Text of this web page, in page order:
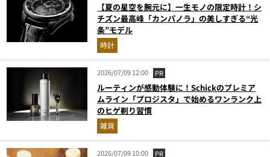
【夏の星空を腕元に】一生モノの限定時計！シ
チズン最高峰「カンパノラ」の美しすぎる“光
条”モデル
時計
2026/07/09 12:00 PR
ルーティンが感動体験に！Schickのプレミア
ムライン「プロジスタ」で始めるワンランク上
のヒゲ剃り習慣
雑貨
2026/07/09 10:00 PR